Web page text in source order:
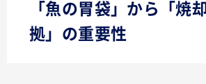
「魚の胃袋」から「焼
拠」の重要性